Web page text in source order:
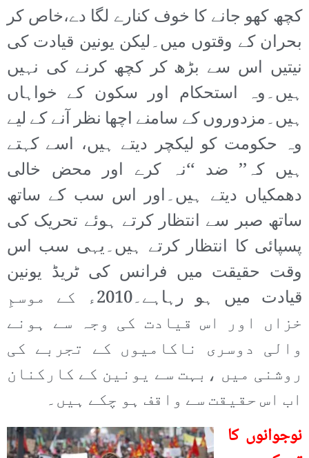
کچھ کھو جانے کا خوف کنارے لگا دے،خاص کر
بحران کے وقتوں میں۔لیکن یونین قیادت کی
نیتیں اس سے بڑھ کر کچھ کرنے کی نہیں
ہیں۔وہ استحکام اور سکون کے خواہاں
ہیں۔مزدوروں کے سامنے اچھا نظر آنے کے لیے
وہ حکومت کو لیکچر دیتے ہیں، اسے کہتے
ہیں کہ’’ ضد ‘‘نہ کرے اور محض خالی
دھمکیاں دیتے ہیں۔اور اس سب کے ساتھ
ساتھ صبر سے انتظار کرتے ہوئے تحریک کی
پسپائی کا انتظار کرتے ہیں۔یہی سب اس
وقت حقیقت میں فرانس کی ٹریڈ یونین
قیادت میں ہو رہاہے۔2010ء کے موسمِ
خزاں اور اس قیادت کی وجہ سے ہونے
والی دوسری ناکامیوں کے تجربے کی
روشنی میں ،بہت سے یونین کے کارکنان
اب اس حقیقت سے واقف ہو چکے ہیں۔
نوجوانوں کا